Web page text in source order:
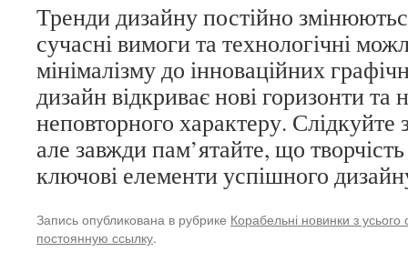
Тренди дизайну постійно
сучасні вимоги та технологічні
мінімалізму до інноваційних
дизайн відкриває нові горизонти та
неповторного характеру.
але завжди пам’ятайте, що
ключові елементи успішного
Запись опубликована в рубрике Корабельні новинки з усього
постоянную ссылку.